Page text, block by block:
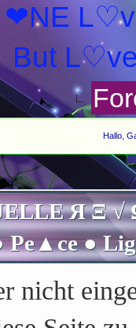
❤NE
Hallo,
nicht